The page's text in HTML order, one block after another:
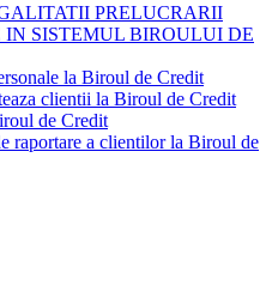
PRELUCRARII
SISTEMUL BIROULUI DE
la Biroul de Credit
clientii la Biroul de Credit
de Credit
raportare a clientilor la Biroul de